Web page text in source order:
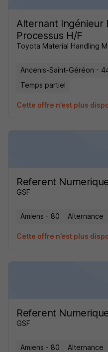
Alternant Ingénieur
Processus H/F
Toyota Material Handling
Ancenis-Saint-Géréon -
Temps partiel
Cette offre n’est plus
Referent
GSF
Amiens - 80 Alternance
Cette offre n’est plus
Referent
GSF
Amiens - 80 Alternance